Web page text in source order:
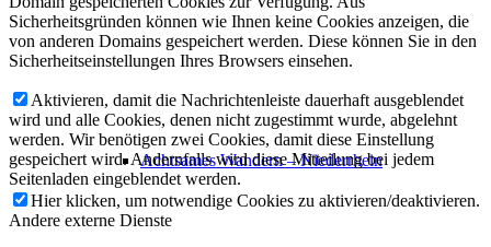
Achtsames Wandern – Niederrhein
Sicherheitsgründen können wie Ihnen keine Cookies anzeigen, die
von anderen Domains gespeichert werden. Diese können Sie in den
Sicherheitseinstellungen Ihres Browsers einsehen.
Aktivieren, damit die Nachrichtenleiste dauerhaft ausgeblendet
wird und alle Cookies, denen nicht zugestimmt wurde, abgelehnt
werden. Wir benötigen zwei Cookies, damit diese Einstellung
gespeichert wird. Andernfalls wird diese Mitteilung bei jedem
Seitenladen eingeblendet werden.
Hier klicken, um notwendige Cookies zu aktivieren/deaktivieren.
Andere externe Dienste